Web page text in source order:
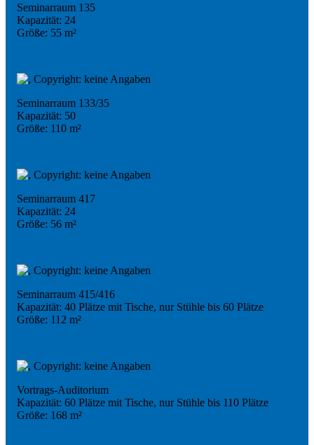
Seminarraum 135
Kapazität: 24
Größe: 55 m²
Seminarraum 133/35
Kapazität: 50
Größe: 110 m²
Seminarraum 417
Kapazität: 24
Größe: 56 m²
Seminarraum 415/416
Kapazität: 40 Plätze mit Tische, nur Stühle bis 60 Plätze
Größe: 112 m²
Vortrags-Auditorium
Kapazität: 60 Plätze mit Tische, nur Stühle bis 110 Plätze
Größe: 168 m²